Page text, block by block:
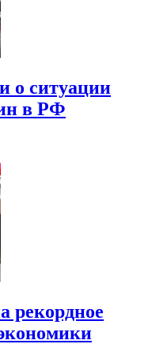
о ситуации
в РФ
рекордное